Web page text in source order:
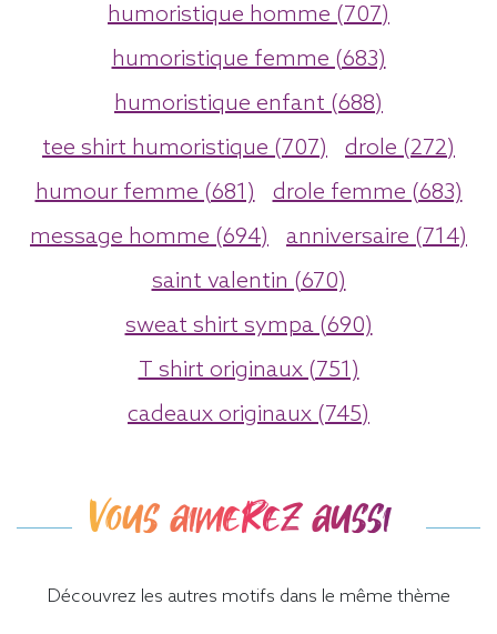
humoristique homme (707)
humoristique femme (683)
humoristique enfant (688)
tee shirt humoristique (707)
drole (272)
humour femme (681)
drole femme (683)
message homme (694)
anniversaire (714)
saint valentin (670)
sweat shirt sympa (690)
T shirt originaux (751)
cadeaux originaux (745)
Vous aimerez aussi
Découvrez les autres motifs dans le même thème